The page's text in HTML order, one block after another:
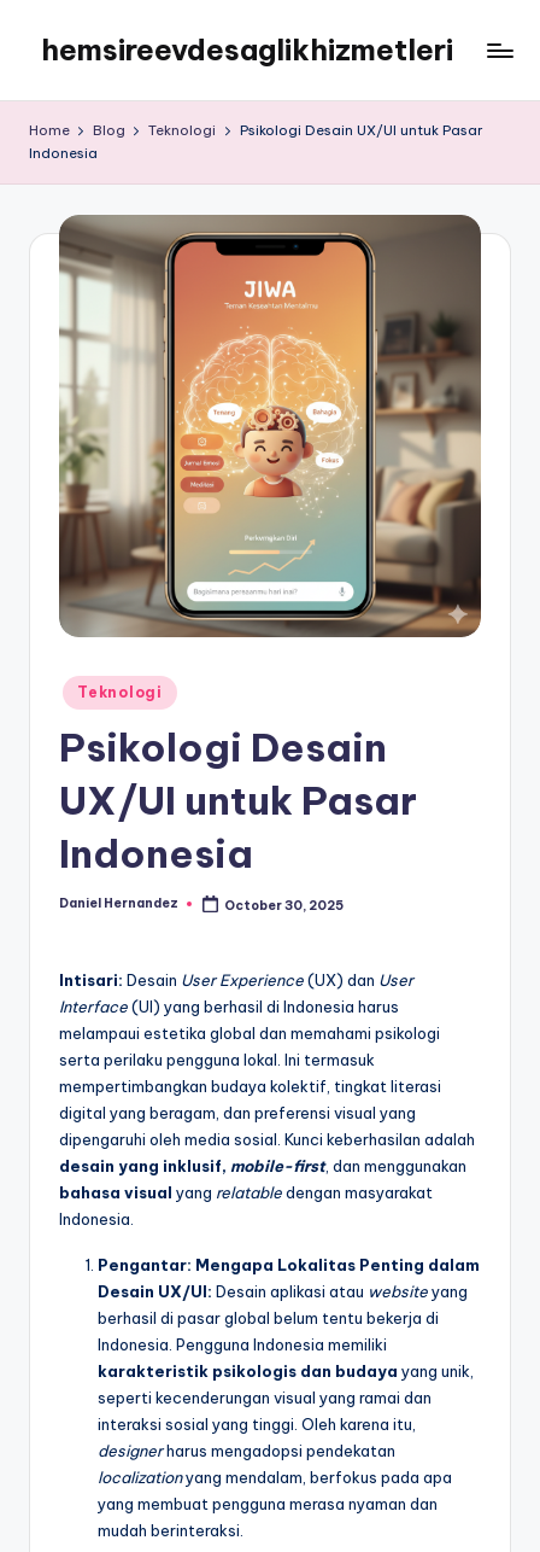
content
hemsireevdesaglikhizmetleri
Home Blog Teknologi
Psikologi Desain UX/UI untuk Pasar
Indonesia
Posted
in
Teknologi
Psikologi Desain
UX/UI untuk Pasar
Indonesia
Posted
Daniel Hernandez October 30, 2025
Intisari: Desain User Experience(UX) dan User
Interface(UI) yang berhasil di Indonesia harus
melampaui estetika global dan memahami psikologi
serta perilaku pengguna lokal. Ini termasuk
mempertimbangkan budaya kolektif, tingkat literasi
digital yang beragam, dan preferensi visual yang
dipengaruhi oleh media sosial. Kunci keberhasilan adalah
desain yang inklusif, mobile-first, dan menggunakan
bahasa visual yang relatabledengan masyarakat
Indonesia.
Pengantar: Mengapa Lokalitas Penting dalam
Desain UX/UI: Desain aplikasi atau websiteyang
berhasil di pasar global belum tentu bekerja di
Indonesia. Pengguna Indonesia memiliki
karakteristik psikologis dan budaya yang unik,
seperti kecenderungan visual yang ramai dan
interaksi sosial yang tinggi. Oleh karena itu,
designerharus mengadopsi pendekatan
localizationyang mendalam, berfokus pada apa
yang membuat pengguna merasa nyaman dan
mudah berinteraksi.